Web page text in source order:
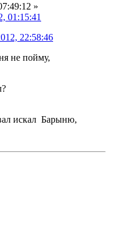
»
01:15:41
22:58:46
не пойму,
искал Барыню,